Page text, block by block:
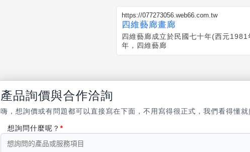
https://077273056.web66.com.tw
四維藝廊畫廊
四維藝廊成立於民國七十年(西元
年，四維藝廊
產品詢價與合作洽詢
嗨，想詢價或有問題都可以直接寫在下面，不用寫得很正式，我們看得懂
想詢問什麼呢？